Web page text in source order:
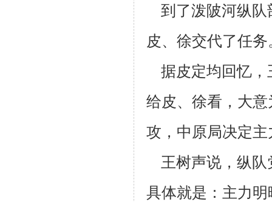
到了泼陂河纵队
皮、徐交代了任务
据皮定均回忆，
给皮、徐看，大
攻，中原局决定
王树声说，纵队
具体就是：主力